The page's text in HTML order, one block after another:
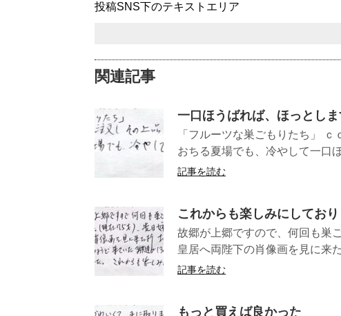
投稿SNS下のテキストエリア
関連記事
一口ほうばれば、ほっとし
「フルーツな巣ごもりたち」
おちる夏場でも、冷やして一口
記事を読む
これからも楽しみにしてお
故郷が上郷ですので、何回も巣
皇居へ両陛下の肖像画を見に来
記事を読む
もっと買えば良かった